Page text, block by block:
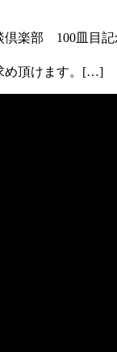
倶楽部 100皿目記
め頂けます。[…]